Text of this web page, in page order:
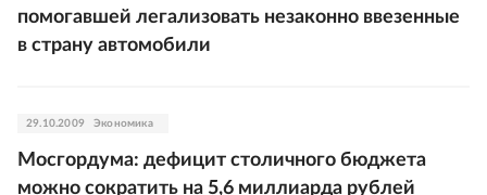
помогавшей легализовать незаконно ввезенные
в страну автомобили
29.10.2009 Экономика
Мосгордума: дефицит столичного бюджета
можно сократить на 5,6 миллиарда рублей